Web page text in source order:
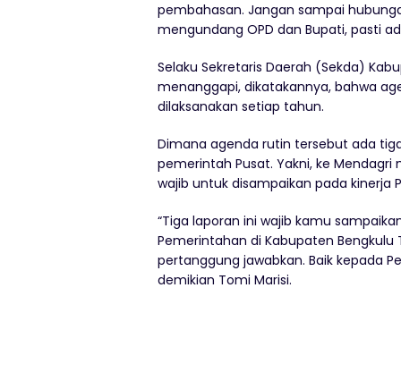
pembahasan. Jangan sampai
mengundang OPD dan Bupati, pasti
Selaku Sekretaris Daerah (Sekda)
menanggapi, dikatakannya, bahwa
dilaksanakan setiap tahun.
Dimana agenda rutin tersebut ada
pemerintah Pusat. Yakni, ke Mendagri
wajib untuk disampaikan pada kinerja
“Tiga laporan ini wajib kamu
Pemerintahan di Kabupaten
pertanggung jawabkan. Baik kepada
demikian Tomi Marisi.